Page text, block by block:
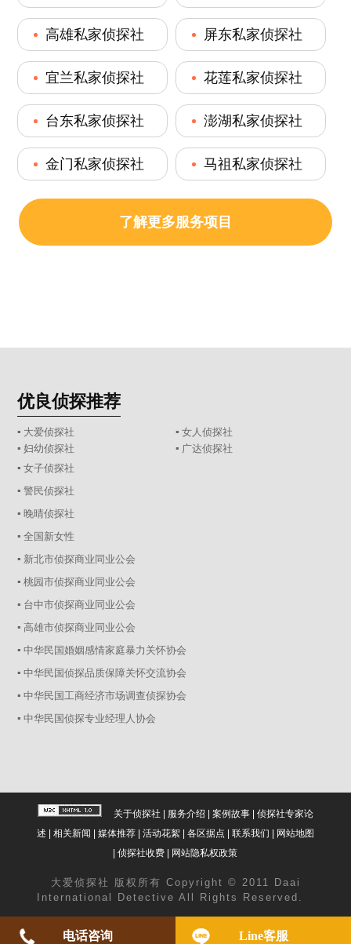
高雄私家侦探社 屏东私家侦探社
宜兰私家侦探社 花莲私家侦探社
台东私家侦探社 澎湖私家侦探社
金门私家侦探社 马祖私家侦探社
了解更多服务项目
优良侦探推荐
▪ 大爱侦探社
▪ 女人侦探社
▪ 妇幼侦探社
▪ 广达侦探社
▪ 女子侦探社
▪ 警民侦探社
▪ 晚晴侦探社
▪ 全国新女性
▪ 新北市侦探商业同业公会
▪ 桃园市侦探商业同业公会
▪ 台中市侦探商业同业公会
▪ 高雄市侦探商业同业公会
▪ 中华民国婚姻感情家庭暴力关怀协会
▪ 中华民国侦探品质保障关怀交流协会
▪ 中华民国工商经济市场调查侦探协会
▪ 中华民国侦探专业经理人协会
关于侦探社 | 服务介绍 | 案例故事| 侦探社专家论
述 | 相关新闻 | 媒体推荐| 活动花絮| 各区据点 | 联系我们 | 网站地图
|侦探社收费 | 网站隐私权政策
大爱 侦探社
版权所有 Copyright © 2011 Daai
International Detective All Rights Reserved.
电话咨询 Line客服